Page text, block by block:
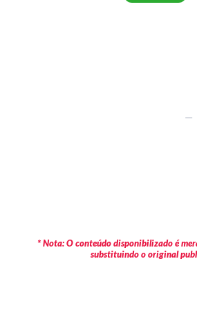
* Nota: O conteúdo disponibilizado é
substituindo o original